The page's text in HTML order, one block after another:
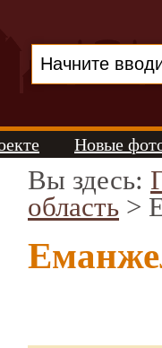
Новые
Вы здесь:
область >